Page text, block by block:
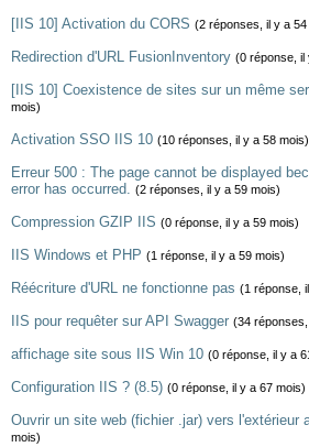
[IIS 10] Activation du CORS (2 réponses, il y a 54
Redirection d'URL FusionInventory (0 réponse, il
[IIS 10] Coexistence de sites sur un même
mois)
Activation SSO IIS 10 (10 réponses, il y a 58 mois)
Erreur 500 : The page cannot be displayed
error has occurred. (2 réponses, il y a 59 mois)
Compression GZIP IIS (0 réponse, il y a 59 mois)
IIS Windows et PHP (1 réponse, il y a 59 mois)
Réécriture d'URL ne fonctionne pas (1 réponse,
IIS pour requêter sur API Swagger (34
affichage site sous IIS Win 10 (0 réponse, il y a
Configuration IIS ? (8.5) (0 réponse, il y a 67 mois)
Ouvrir un site web (fichier .jar) vers l'extérieur
mois)